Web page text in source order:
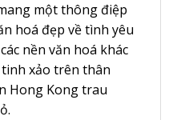
một thông điệp
hoá đẹp về tình yêu
nền văn hoá khác
xảo trên thân
Hong Kong trau